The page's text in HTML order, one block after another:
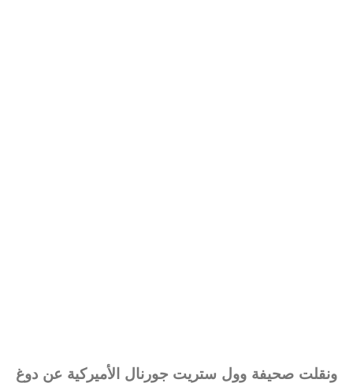
ونقلت صحيفة وول ستريت جورنال الأميركية عن دوغ